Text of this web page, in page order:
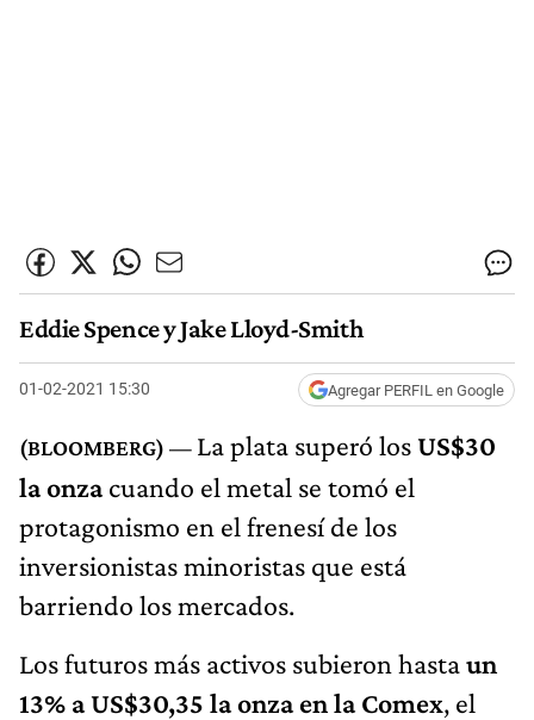
Eddie Spence y Jake Lloyd-Smith
01-02-2021 15:30 Agregar PERFIL en Google
La plata superó losUS$30
la onzacuando el metal se tomó el
protagonismo en el frenesí de los
inversionistas minoristas que está
barriendo los mercados.
Los futuros más activos subieron hastaun
13% a US$30,35 la onza en la Comex, el